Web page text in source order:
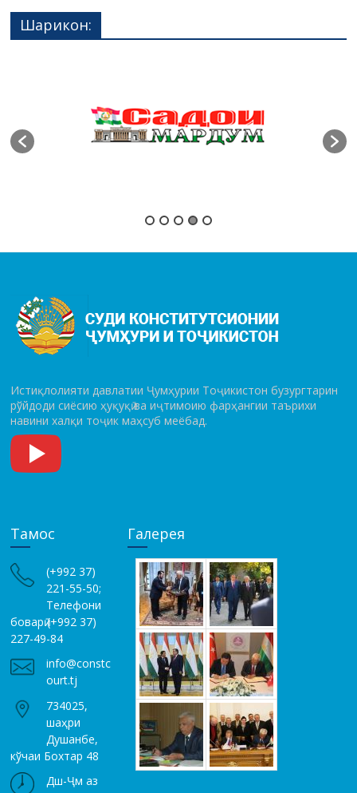
Шарикон:
Истиқлолияти давлатии Ҷумҳурии Тоҷикистон бузургтарин
рўй­до­ди сиёсию ҳуқуқӣ ва иҷтимоию фарҳангии таърихи
навини халқи тоҷик маҳсуб меёбад.
Тамос
(+992 37)
221-55-50;
Телефони
боварӣ (+992 37)
227-49-84
info@constc
ourt.tj
734025,
шаҳри
Душанбе,
кўчаи Бохтар 48
Дш-Ҷм аз
Галерея